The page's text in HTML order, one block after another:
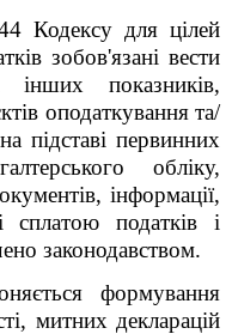
Кодексу для цілей
зобов'язані вести
показників,
оподаткування та/
підставі первинних
обліку,
інформації,
податків і
законодавством.
формування
митних декларацій